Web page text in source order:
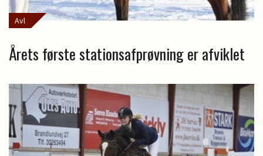
Avl
Årets første stationsafprøvning er afviklet